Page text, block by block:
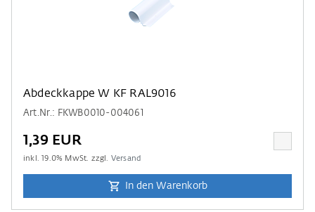
Abdeckkappe W KF RAL9016
Art.Nr.: FKWB0010-004061
1,39 EUR
inkl.19.0% MwSt. zzgl. Versand
In den Warenkorb